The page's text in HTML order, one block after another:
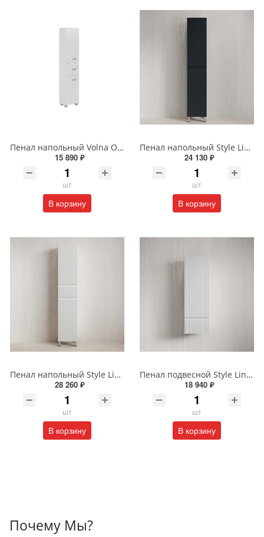
Пенал напольный Volna Onda 40 tpONDA80.2Y-01 белый
15 890 ₽
шт
В корзину
Пенал напольный Style Line МАРОККО 36 см ЛС-00002512 графит
24 130 ₽
шт
В корзину
Пенал напольный Style Line МАРОККО 36 см ЛС-00002515 белый матовый
28 260 ₽
шт
В корзину
Пенал подвесной Style Line МАРОККО 36 см ЛС-00002523 белый матовый
18 940 ₽
шт
В корзину
Почему Мы?